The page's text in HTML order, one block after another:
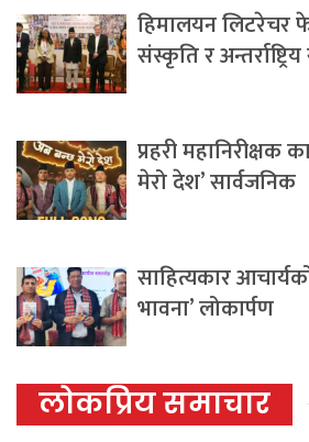
हिमालयन लिटरेचर
संस्कृति र
प्रहरी महानिरीक्षक
मेरो देश’ सार्वजनिक
साहित्यकार
भावना’ लोकार्पण
लोकप्रिय समाचार